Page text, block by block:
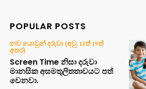
POPULAR POSTS
නව යොවුන් දරුවා (අවු. 13ත් 19ත්
අතර)
Screen Time නිසා දරුවා
මානසික අසමතුලිතතාවයට පත්
වෙනවා.